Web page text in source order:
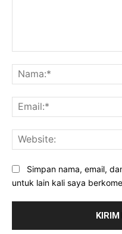
Simpan nama, email,
untuk lain kali saya